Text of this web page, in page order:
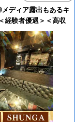
ディア露出もあるキ
経験者優遇＞＜高収
＞